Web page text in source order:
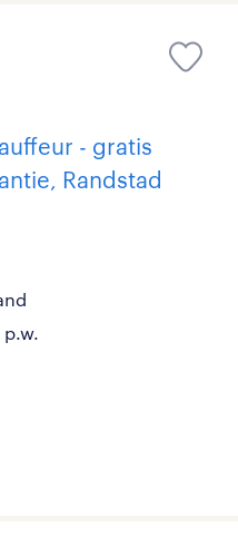
- gratis
Randstad